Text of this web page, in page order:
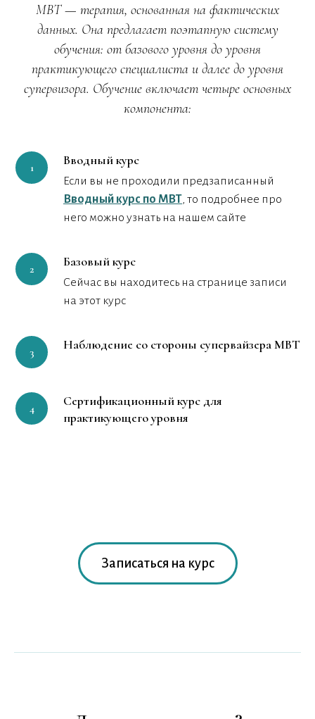
MBT — терапия, основанная на фактических
данных. Она предлагает поэтапную систему
обучения: от базового уровня до уровня
практикующего специалиста и далее до уровня
супервизора. Обучение включает четыре основных
компонента:
Вводный курс
Если вы не проходили предзаписанный
Вводный курс по MBT , то подробнее про
него можно узнать на нашем сайте
Базовый курс
Сейчас вы находитесь на странице записи
на этот курс
Наблюдение со стороны супервайзера MBT
Сертификационный курс для
практикующего уровня
Записаться на курс